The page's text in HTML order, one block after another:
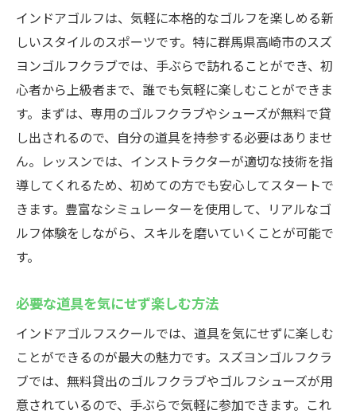
初心者から上級者まで楽しめる施設
ゴルフ愛好者が集う理由
スズヨンでのゴルフ体験を楽しむ方法
無料貸出のゴルフ道具で手軽にゴルフを楽しむ
手ぶらで訪れる際の準備
どんな道具が無料で借りられる？
貸出サービス利用の流れ
費用を抑えてゴルフを楽しむ秘訣
初めての方でも安心のサポート体制
スクールの豊富なレッスン内容
プロの指導で技術を向上させる方法
初心者が最短で上達するコツ
インドアならではのトレーニングメニュー
インドアゴルフは、気軽に本格的なゴルフを楽しめる新
しいスタイルのスポーツです。特に群馬県高崎市のスズ
ヨンゴルフクラブでは、手ぶらで訪れることができ、初
心者から上級者まで、誰でも気軽に楽しむことができま
す。まずは、専用のゴルフクラブやシューズが無料で貸
し出されるので、自分の道具を持参する必要はありませ
ん。レッスンでは、インストラクターが適切な技術を指
導してくれるため、初めての方でも安心してスタートで
きます。豊富なシミュレーターを使用して、リアルなゴ
ルフ体験をしながら、スキルを磨いていくことが可能で
す。
必要な道具を気にせず楽しむ方法
インドアゴルフスクールでは、道具を気にせずに楽しむ
ことができるのが最大の魅力です。スズヨンゴルフクラ
ブでは、無料貸出のゴルフクラブやゴルフシューズが用
意されているので、手ぶらで気軽に参加できます。これ